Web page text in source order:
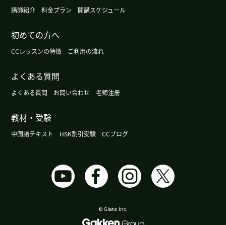
谢谢您。我住的地方有海边。期待下次再见到你。
谢谢您给我上课。谢谢您给我赞美。我要继续努力
有海滩。下次再见，谢谢！
纪念日。二月二十三号是天皇的生日。下次课也很
期待！
( 50代 女性 )
很有趣的事情。和您学中文很开心。下次也很期
( 50代 女性 )
講師紹介 料金プラン 開講スケジュール
初めての方へ
CCレッスンの特徴 ご利用の流れ
よくある質問
よくある質問 お問い合わせ 老师注册
教材・受験
中国語テキスト HSK割引受験 CCブログ
© Glats Inc.